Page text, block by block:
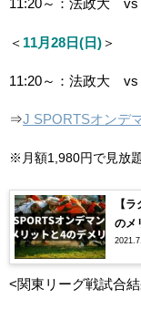
11:20～：法政大
＜ 11月28日(日) ＞
11:20～：法政大
⇒J SPORTSオンデ
※月額1,980円で見放
【
のメ
<関東リーグ戦試合